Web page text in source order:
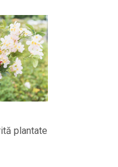
plantate